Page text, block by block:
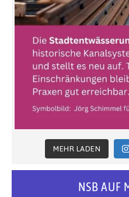
MEHR LADEN
NSB AUF